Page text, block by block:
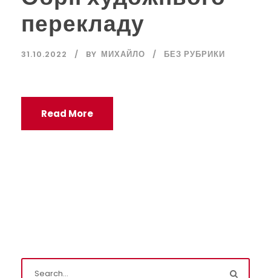
перекладу
31.10.2022 BY МИХАЙЛО БЕЗ РУБРИКИ
Read More